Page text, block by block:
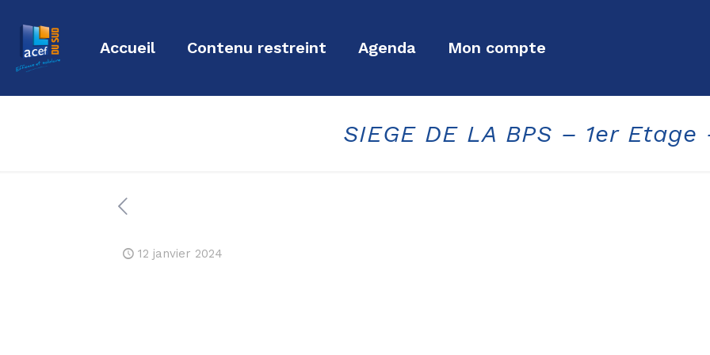
Accueil Contenu restreint Agenda Mon compte
SIEGE DE LA BPS – 1er Etage
12 janvier 2024